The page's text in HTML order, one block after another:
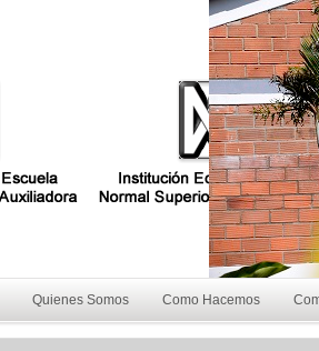
Quienes Somos Como Hacemos